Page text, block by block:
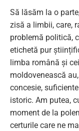
Să lăsăm la o
zisă a limbii, care,
problemă politică,
etichetă pur
limba română și
moldovenească
concesie,
istoric. Am putea,
moment de la
certurile care ne